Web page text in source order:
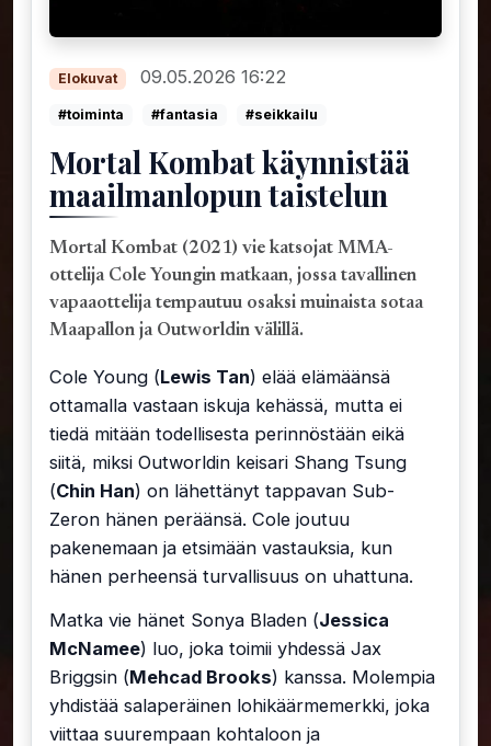
Elokuvat 09.05.2026 16:22
#toiminta #fantasia #seikkailu
Mortal Kombat käynnistää
maailmanlopun taistelun
Mortal Kombat (2021) vie katsojat MMA-
ottelija Cole Youngin matkaan, jossa tavallinen
vapaaottelija tempautuu osaksi muinaista sotaa
Maapallon ja Outworldin välillä.
Cole Young (Lewis Tan) elää elämäänsä
ottamalla vastaan iskuja kehässä, mutta ei
tiedä mitään todellisesta perinnöstään eikä
siitä, miksi Outworldin keisari Shang Tsung
(Chin Han) on lähettänyt tappavan Sub-
Zeron hänen peräänsä. Cole joutuu
pakenemaan ja etsimään vastauksia, kun
hänen perheensä turvallisuus on uhattuna.
Matka vie hänet Sonya Bladen (Jessica
McNamee) luo, joka toimii yhdessä Jax
Briggsin (Mehcad Brooks) kanssa. Molempia
yhdistää salaperäinen lohikäärmemerkki, joka
viittaa suurempaan kohtaloon ja